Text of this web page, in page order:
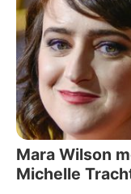
Mara Wilson
Michelle